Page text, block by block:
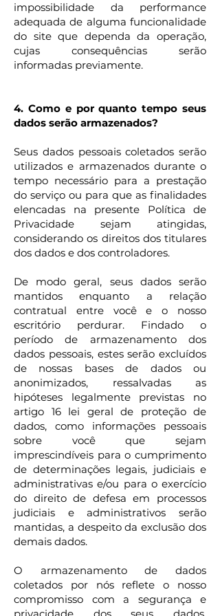
impossibilidade da performance
adequada de alguma funcionalidade
do site que dependa da operação,
cujas consequências serão
informadas previamente.
4. Como e por quanto tempo seus
dados serão armazenados?
Seus dados pessoais coletados serão
utilizados e armazenados durante o
tempo necessário para a prestação
do serviço ou para que as finalidades
elencadas na presente Política de
Privacidade sejam atingidas,
considerando os direitos dos titulares
dos dados e dos controladores.
De modo geral, seus dados serão
mantidos enquanto a relação
contratual entre você e o nosso
escritório perdurar. Findado o
período de armazenamento dos
dados pessoais, estes serão excluídos
de nossas bases de dados ou
anonimizados, ressalvadas as
hipóteses legalmente previstas no
artigo 16 lei geral de proteção de
dados, como informações pessoais
sobre você que sejam
imprescindíveis para o cumprimento
de determinações legais, judiciais e
administrativas e/ou para o exercício
do direito de defesa em processos
judiciais e administrativos serão
mantidas, a despeito da exclusão dos
demais dados.
O armazenamento de dados
coletados por nós reflete o nosso
compromisso com a segurança e